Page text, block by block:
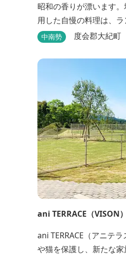
昭和の香りが漂います
用した自慢の料理は、
す。
中南勢 度会郡大紀町
ani TERRACE（VISON）
ani TERRACE（アニテ
や猫を保護し、新たな